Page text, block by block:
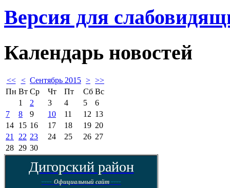
Версия для
Календарь новостей
<< < Сентябрь 2015 > >>
Пн Вт Ср Чт Пт Сб Вс
1
2 3 4 5
6
7
8 9 10 11 12 13
14 15 16 17 18 19 20
21
22 23 24 25 26 27
28 29 30
Дигорский район
---- Официальный сайт----